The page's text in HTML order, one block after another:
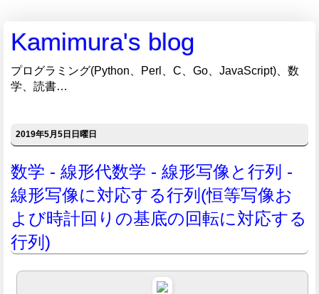
Kamimura's blog
プログラミング(Python、Perl、C、Go、JavaScript)、数
学、読書…
2019年5月5日日曜日
数学 - 線形代数学 - 線形写像と行列 -
線形写像に対応する行列(恒等写像お
よび時計回りの基底の回転に対応する
行列)